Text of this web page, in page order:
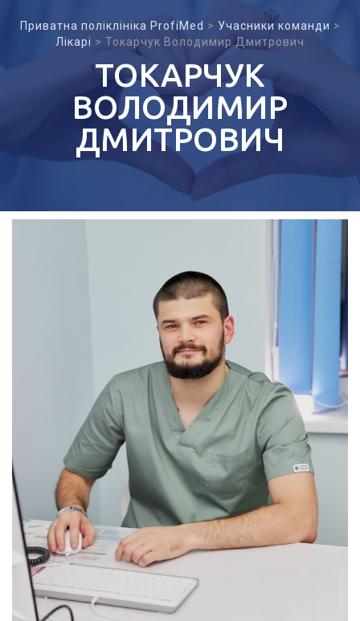
Приватна поліклініка ProfiMed > Учасники команди >
Лікарі > Токарчук Володимир Дмитрович
ТОКАРЧУК
ВОЛОДИМИР
ДМИТРОВИЧ